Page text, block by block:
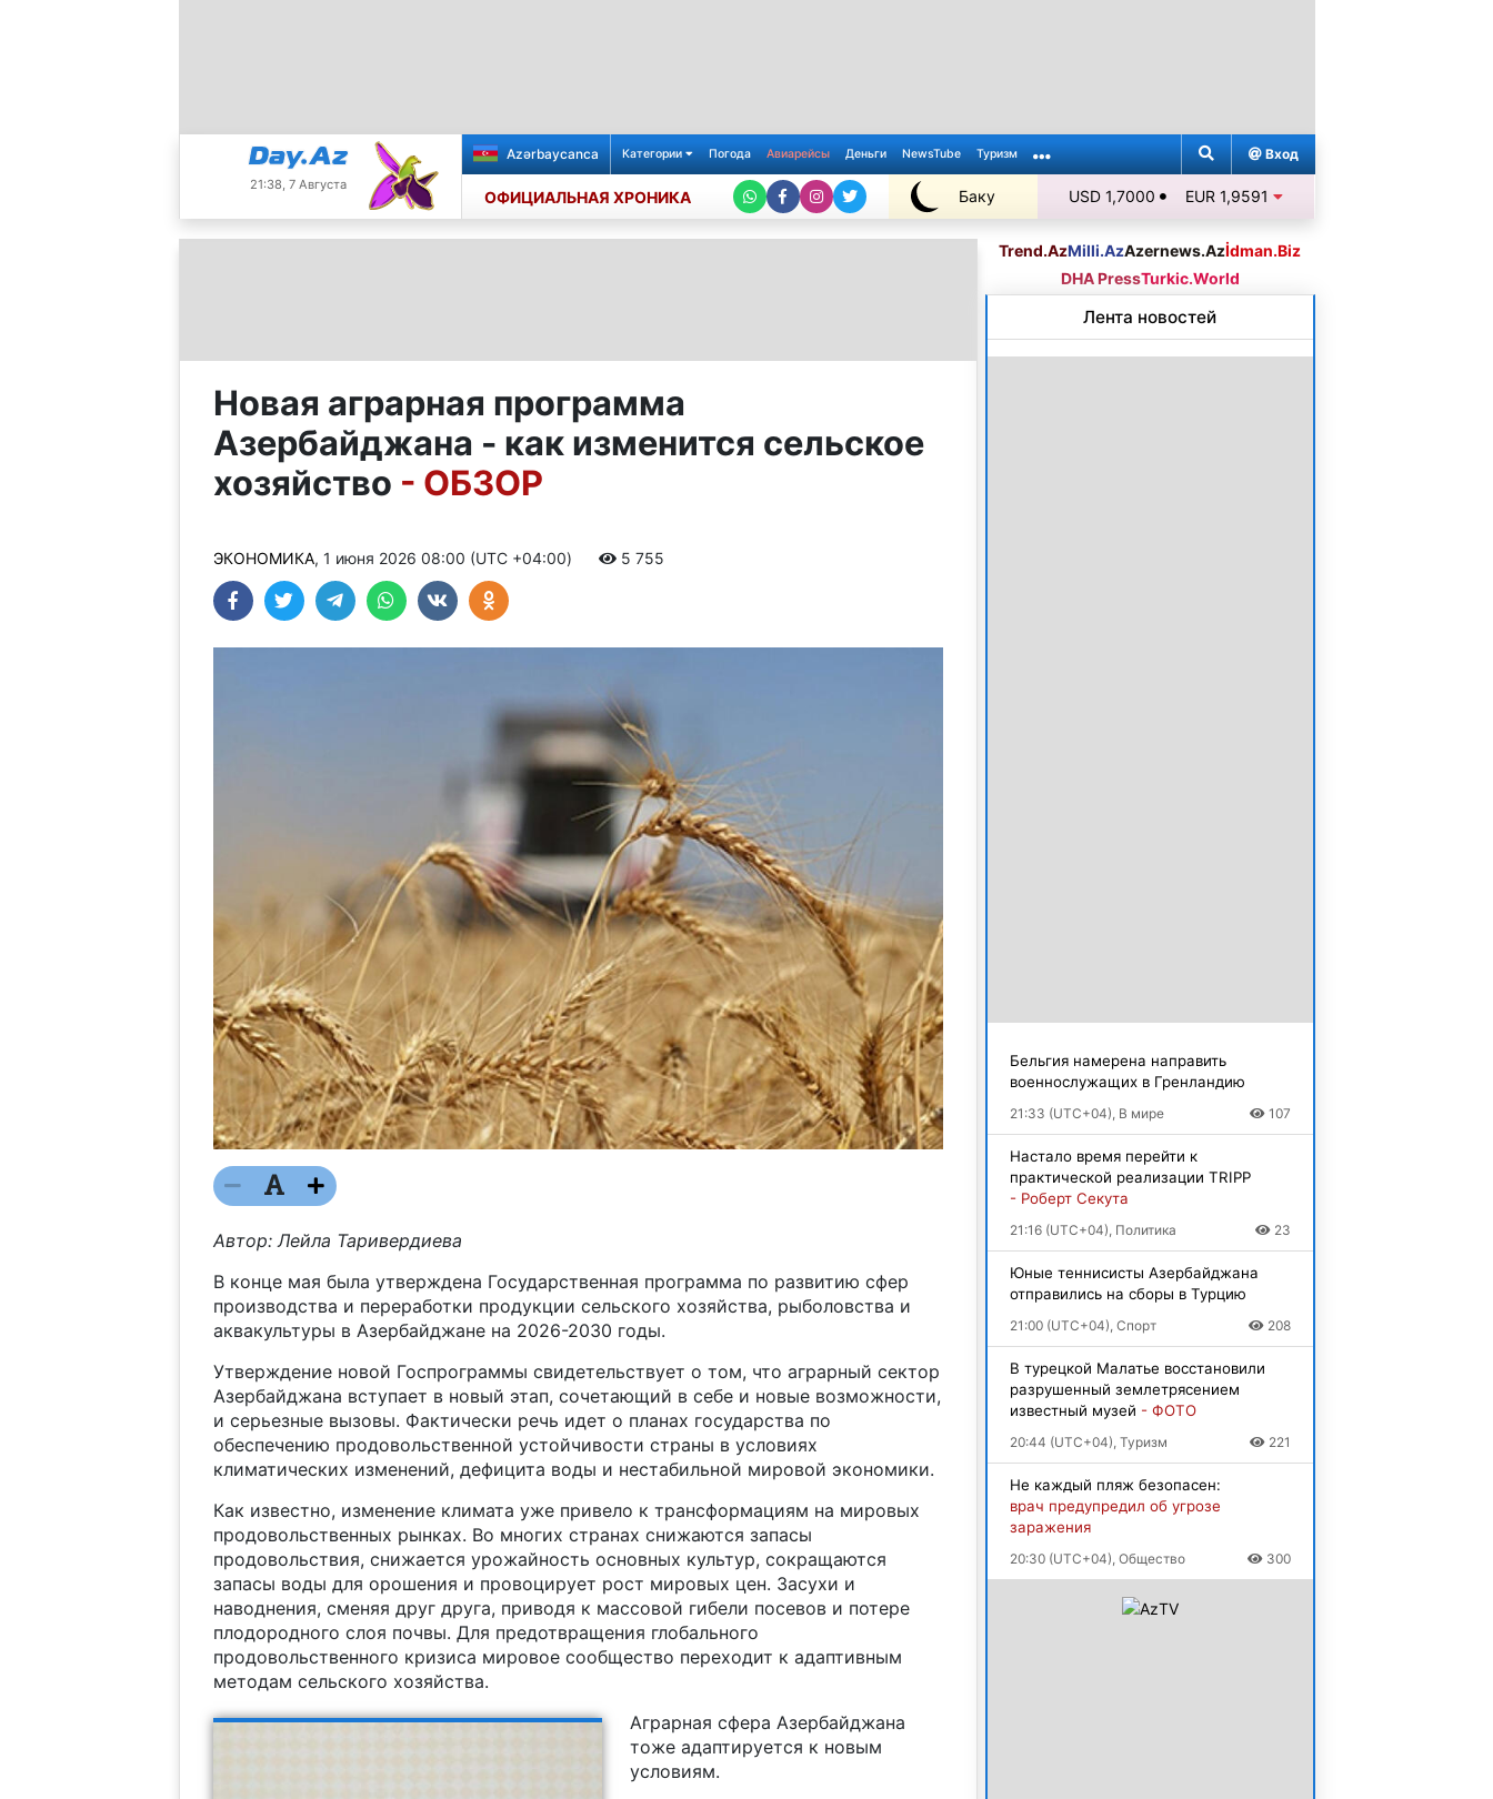
21:38, 7 Августа
Azərbaycanca Категории Погода Авиарейсы Деньги NewsTube Туризм Вход
ОФИЦИАЛЬНАЯ ХРОНИКА Баку
+27℃
USD 1,7000 EUR 1,9591
Новая аграрная программа
Азербайджана - как изменится сельское
хозяйство - ОБЗОР
ЭКОНОМИКА, 1 июня 2026 08:00 (UTC +04:00) 5 755
Автор: Лейла Таривердиева
В конце мая была утверждена Государственная программа по развитию сфер
производства и переработки продукции сельского хозяйства, рыболовства и
аквакультуры в Азербайджане на 2026-2030 годы.
Утверждение новой Госпрограммы свидетельствует о том, что аграрный сектор
Азербайджана вступает в новый этап, сочетающий в себе и новые возможности,
и серьезные вызовы. Фактически речь идет о планах государства по
обеспечению продовольственной устойчивости страны в условиях
климатических изменений, дефицита воды и нестабильной мировой экономики.
Как известно, изменение климата уже привело к трансформациям на мировых
продовольственных рынках. Во многих странах снижаются запасы
продовольствия, снижается урожайность основных культур, сокращаются
запасы воды для орошения и провоцирует рост мировых цен. Засухи и
наводнения, сменяя друг друга, приводя к массовой гибели посевов и потере
плодородного слоя почвы. Для предотвращения глобального
продовольственного кризиса мировое сообщество переходит к адаптивным
методам сельского хозяйства.
Аграрная сфера Азербайджана
тоже адаптируется к новым
условиям.
Trend.AzMilli.AzAzernews.Azİdman.Biz
DHA PressTurkic.World
Лента новостей
Бельгия намерена направить
военнослужащих в Гренландию
21:33 (UTC+04), В мире 107
Настало время перейти к
практической реализации TRIPP
- Роберт Секута
21:16 (UTC+04), Политика 23
Юные теннисисты Азербайджана
отправились на сборы в Турцию
21:00 (UTC+04), Спорт 208
В турецкой Малатье восстановили
разрушенный землетрясением
известный музей - ФОТО
20:44 (UTC+04), Туризм 221
Не каждый пляж безопасен:
врач предупредил об угрозе
заражения
20:30 (UTC+04), Общество 300